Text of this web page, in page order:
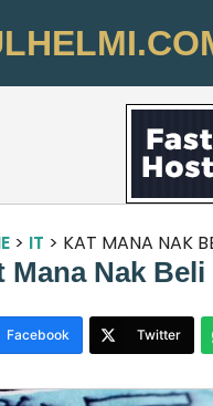
> IT > KAT MANA NAK
Mana Nak
Facebook Twitter